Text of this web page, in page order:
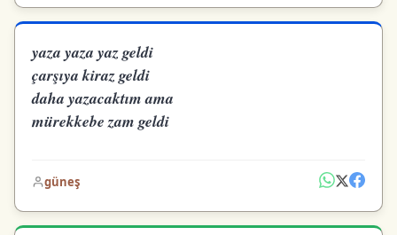
yaza yaza yaz geldi
çarşıya kiraz geldi
daha yazacaktım ama
mürekkebe zam geldi
güneş